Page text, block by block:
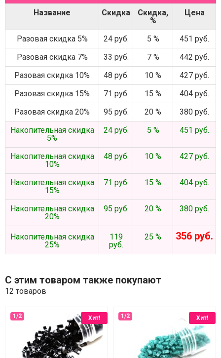
Название Скидка
Скидка,
%
Цена
Разовая скидка 5% 24 руб. 5 %
451 руб.
Разовая скидка 7%
33 руб. 7 %
442 руб.
Разовая скидка 10%
48 руб. 10 %
427 руб.
Разовая скидка 15%
71 руб. 15 %
404 руб.
Разовая скидка 20%
95 руб. 20 %
380 руб.
Накопительная скидка
5%
24 руб. 5 % 451 руб.
Накопительная скидка
10%
48 руб. 10 % 427 руб.
Накопительная скидка
15%
71 руб. 15 % 404 руб.
Накопительная скидка
20%
95 руб. 20 % 380 руб.
Накопительная скидка
25%
119
руб.
25 % 356 руб.
С этим товаром также покупают
12 товаров
Хит! Хит!